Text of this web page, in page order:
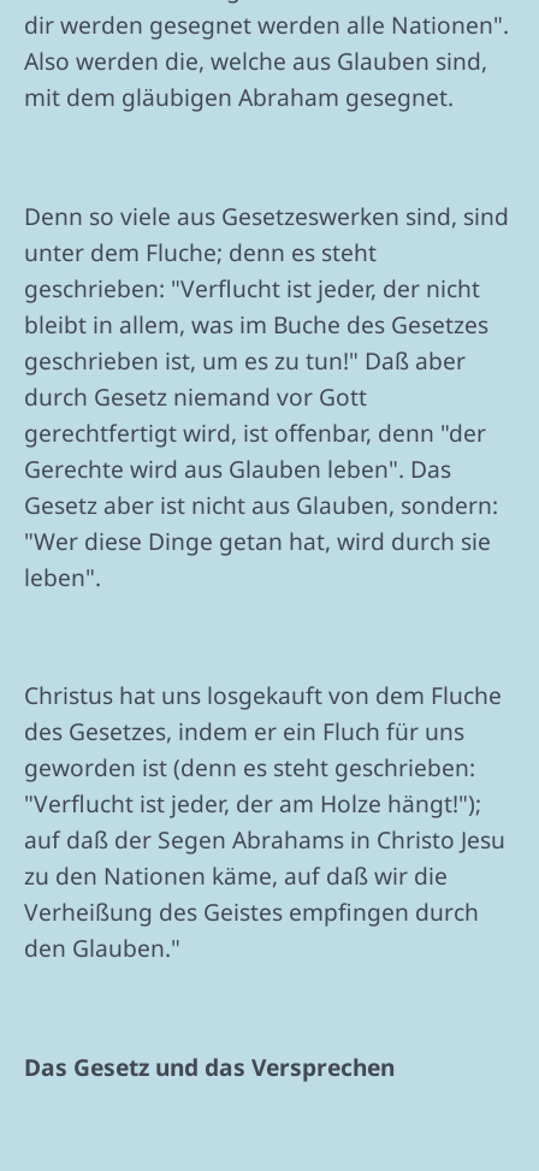
dir werden gesegnet werden alle Nationen".
Also werden die, welche aus Glauben sind,
mit dem gläubigen Abraham gesegnet.
Denn so viele aus Gesetzeswerken sind, sind
unter dem Fluche; denn es steht
geschrieben: "Verflucht ist jeder, der nicht
bleibt in allem, was im Buche des Gesetzes
geschrieben ist, um es zu tun!" Daß aber
durch Gesetz niemand vor Gott
gerechtfertigt wird, ist offenbar, denn "der
Gerechte wird aus Glauben leben". Das
Gesetz aber ist nicht aus Glauben, sondern:
"Wer diese Dinge getan hat, wird durch sie
leben".
Christus hat uns losgekauft von dem Fluche
des Gesetzes, indem er ein Fluch für uns
geworden ist (denn es steht geschrieben:
"Verflucht ist jeder, der am Holze hängt!");
auf daß der Segen Abrahams in Christo Jesu
zu den Nationen käme, auf daß wir die
Verheißung des Geistes empfingen durch
den Glauben."
Das Gesetz und das Versprechen